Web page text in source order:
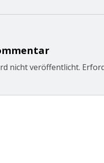
nicht veröffentlicht.